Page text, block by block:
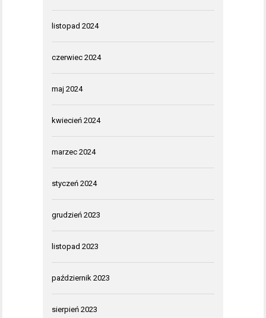
listopad 2024
czerwiec 2024
maj 2024
kwiecień 2024
marzec 2024
styczeń 2024
grudzień 2023
listopad 2023
październik 2023
sierpień 2023